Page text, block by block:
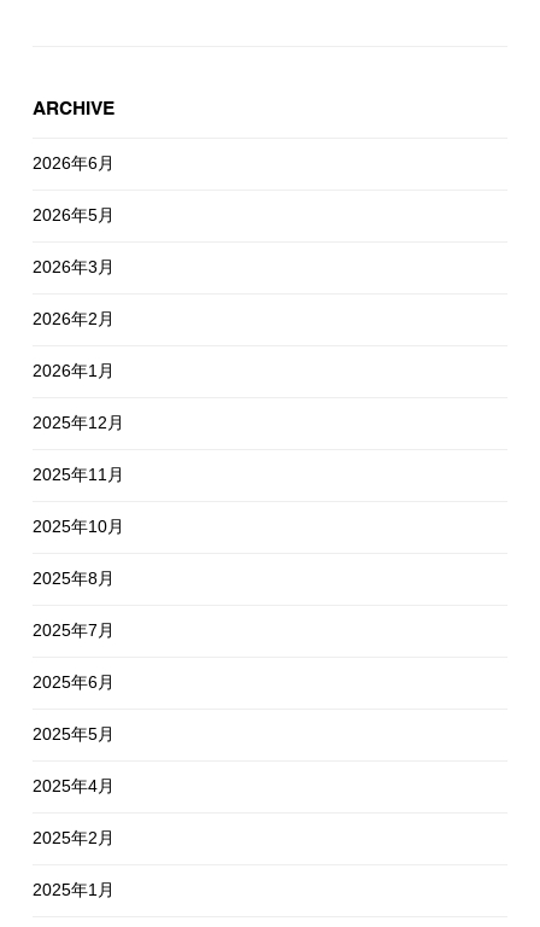
ARCHIVE
2026年6月
2026年5月
2026年3月
2026年2月
2026年1月
2025年12月
2025年11月
2025年10月
2025年8月
2025年7月
2025年6月
2025年5月
2025年4月
2025年2月
2025年1月